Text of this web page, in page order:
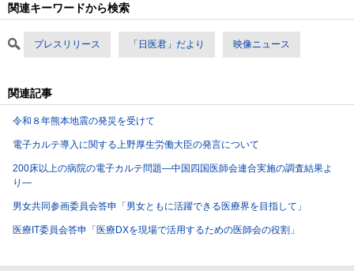
関連キーワードから検索
プレスリリース 「日医君」だより 映像ニュース
関連記事
令和８年熊本地震の発災を受けて
電子カルテ導入に関する上野厚生労働大臣の発言について
200床以上の病院の電子カルテ問題―中国四国医師会連合実施の調査結果よ
り―
男女共同参画委員会答申「男女ともに活躍できる医療界を目指して」
医療IT委員会答申「医療DXを現場で活用するための医師会の役割」